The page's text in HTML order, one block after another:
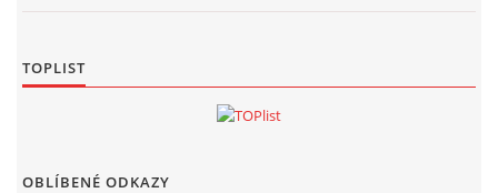
TOPLIST
OBLÍBENÉ ODKAZY